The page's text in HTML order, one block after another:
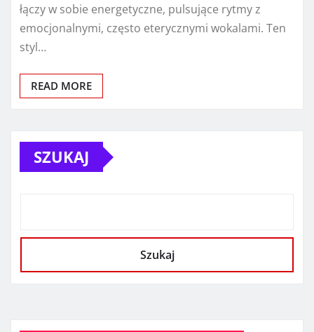
łączy w sobie energetyczne, pulsujące rytmy z
emocjonalnymi, często eterycznymi wokalami. Ten
styl…
READ MORE
SZUKAJ
Szukaj